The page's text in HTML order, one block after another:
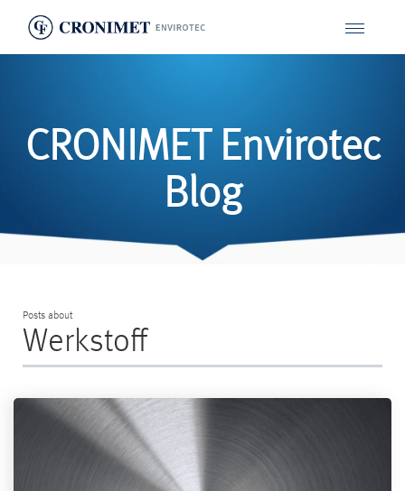
CRONIMET Envirotec
Blog
Posts about
Werkstoff